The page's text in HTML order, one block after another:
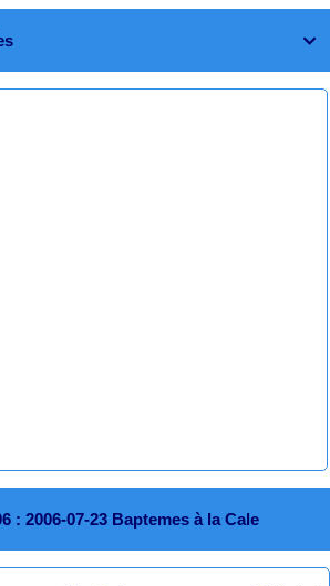

: 2006-07-23 Baptemes à la Cale